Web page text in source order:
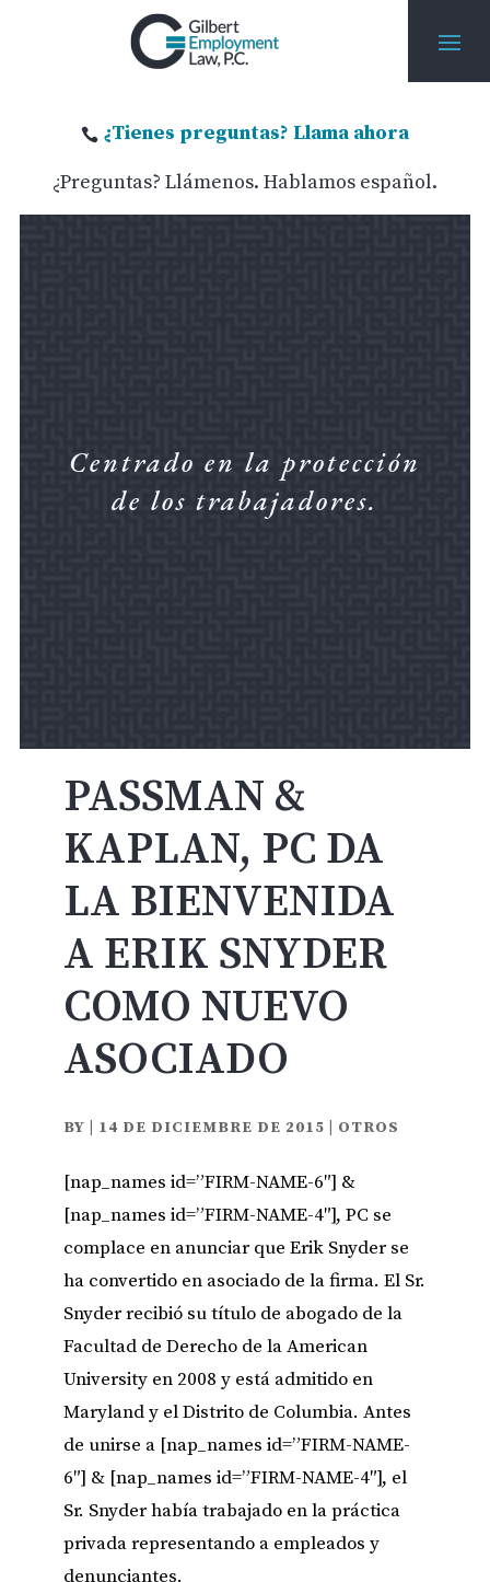
 ¿Tienes preguntas? Llama ahora
¿Preguntas? Llámenos. Hablamos español.
Centrado en la protección
de los trabajadores.
PASSMAN &
KAPLAN, PC DA
LA BIENVENIDA
A ERIK SNYDER
COMO NUEVO
ASOCIADO
BY 14 DE DICIEMBRE DE 2015 OTROS
[nap_names id=”FIRM-NAME-6″] &
[nap_names id=”FIRM-NAME-4″], PC se
complace en anunciar que Erik Snyder se
ha convertido en asociado de la firma. El Sr.
Snyder recibió su título de abogado de la
Facultad de Derecho de la American
University en 2008 y está admitido en
Maryland y el Distrito de Columbia. Antes
de unirse a [nap_names id=”FIRM-NAME-
6″] & [nap_names id=”FIRM-NAME-4″], el
Sr. Snyder había trabajado en la práctica
privada representando a empleados y
denunciantes.